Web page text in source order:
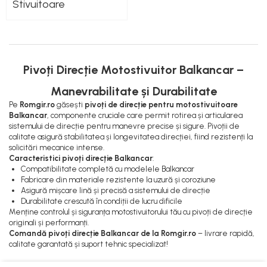
Pompe Alimentare
Ambreiaj
Convertizoare de Cuplu
Discuri Transmisie
Pompe Transmisie
Frana de Mana
Pistoane Frana
Placute de Frana
Pompe Frana
Saboti Frana
Tamburi Frana
Sistem Hidraulic
Distribuitoare Hidraulice
Pompe Hidraulice
Sistem Hidraulic Motostivuitor
Sistem Racire
Stivuitoare
Pivoți Direcție Motostivuitor Balkancar –
Manevrabilitate și Durabilitate
Pe Romgir.ro găsești pivoți de direcție pentru motostivuitoare
Balkancar, componente cruciale care permit rotirea și articularea
sistemului de direcție pentru manevre precise și sigure. Pivoții de
calitate asigură stabilitatea și longevitatea direcției, fiind rezistenți la
solicitări mecanice intense.
Caracteristici pivoți direcție Balkancar:
Compatibilitate completă cu modelele Balkancar
Fabricare din materiale rezistente la uzură și coroziune
Asigură mișcare lină și precisă a sistemului de direcție
Durabilitate crescută în condiții de lucru dificile
Menține controlul și siguranța motostivuitorului tău cu pivoți de direcție
originali și performanți.
Comandă pivoți direcție Balkancar de la Romgir.ro – livrare rapidă,
calitate garantată și suport tehnic specializat!